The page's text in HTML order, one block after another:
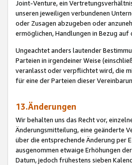
Joint-Venture, ein
unseren jeweiligen verbundenen
oder Zusagen abzugeben oder
ermöglichen, Handlungen in Bezug
Ungeachtet anders lautender
Parteien in irgendeiner Weise
veranlasst oder verpflichtet wird, die
für eine der Parteien dieser
13.Änderungen
Wir behalten uns das Recht vor,
Änderungsmitteilung, eine geänderte
über die entsprechende Änderung per
ausgenommen etwaige Erhöhungen
Datum, jedoch frühestens sieben